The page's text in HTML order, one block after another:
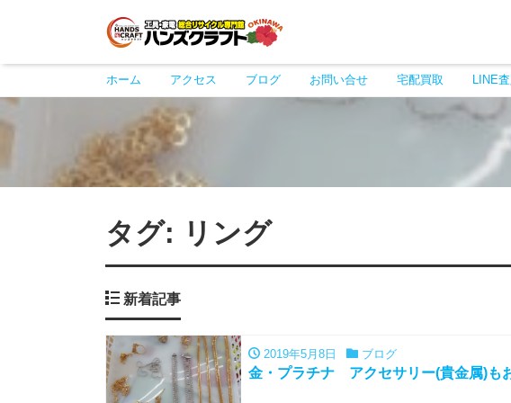
ホーム アクセス ブログ お問い合せ 宅配買取 LINE
タグ: リング
新着記事
2019年5月8日 ブログ
金・プラチナ アクセサリー(貴金属)も